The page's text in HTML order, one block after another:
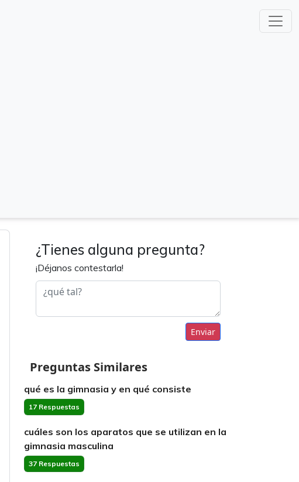
¿Tienes alguna pregunta?
¡Déjanos contestarla!
Enviar
Preguntas Similares
qué es la gimnasia y en qué consiste
17 Respuestas
cuáles son los aparatos que se utilizan en la
gimnasia masculina
37 Respuestas